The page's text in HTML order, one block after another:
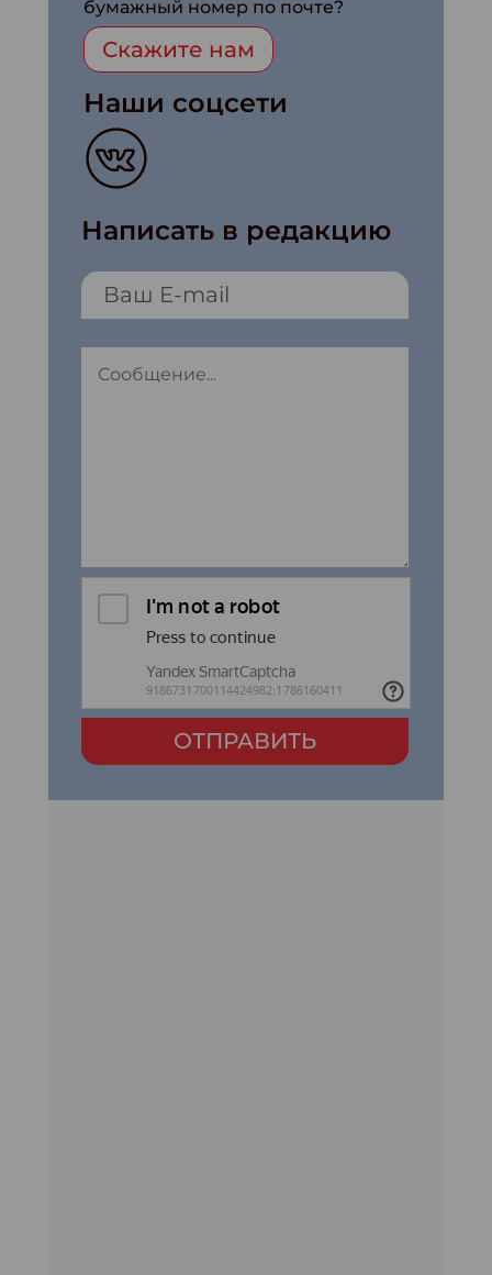
бумажный номер по почте?
Скажите нам
Наши соцсети
Написать в редакцию
ОТПРАВИТЬ